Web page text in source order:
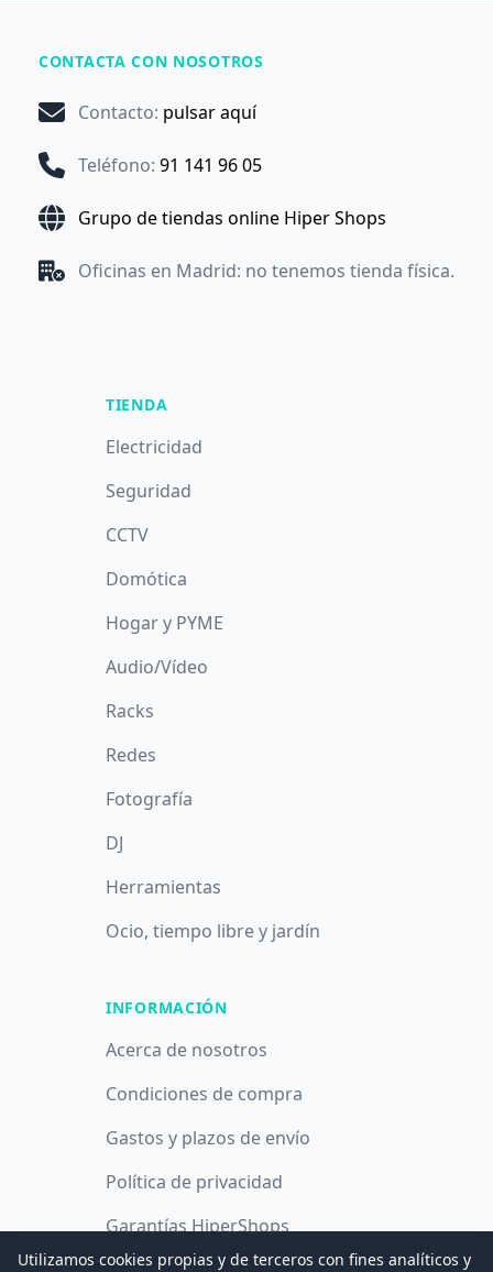
CONTACTA CON NOSOTROS
Contacto: pulsar aquí
Teléfono: 91 141 96 05
Grupo de tiendas online Hiper Shops
Oficinas en Madrid: no tenemos tienda física.
TIENDA
Electricidad
Seguridad
CCTV
Domótica
Hogar y PYME
Audio/Vídeo
Racks
Redes
Fotografía
DJ
Herramientas
Ocio, tiempo libre y jardín
INFORMACIÓN
Acerca de nosotros
Condiciones de compra
Gastos y plazos de envío
Política de privacidad
Garantías HiperShops
Utilizamos cookies propias y de terceros con fines analíticos y